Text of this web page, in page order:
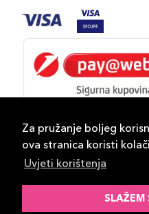
Za pružanje boljeg
ova stranica koristi
Uvjeti korištenja
SLAŽEM
d.o.o.
ID-S